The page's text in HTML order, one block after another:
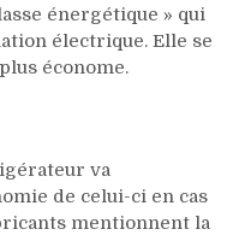
énergétique » qui
électrique. Elle se
économe.
va
de celui-ci en cas
mentionnent la